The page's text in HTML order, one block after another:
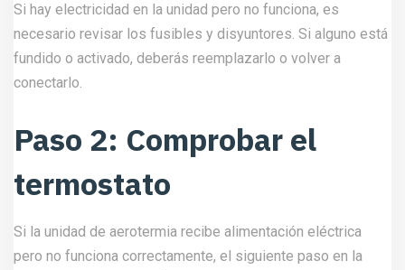
Si hay electricidad en la unidad pero no funciona, es
necesario revisar los fusibles y disyuntores. Si alguno está
fundido o activado, deberás reemplazarlo o volver a
conectarlo.
Paso 2: Comprobar el
termostato
Si la unidad de aerotermia recibe alimentación eléctrica
pero no funciona correctamente, el siguiente paso en la